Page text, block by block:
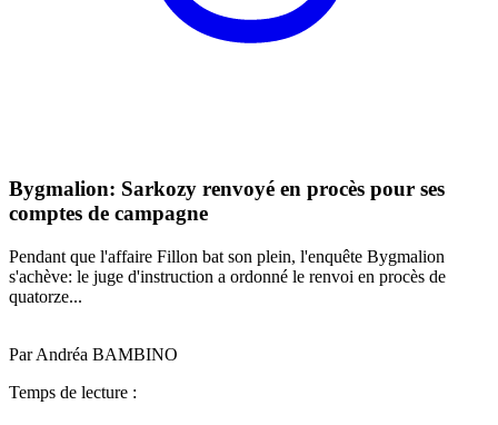
Bygmalion: Sarkozy renvoyé en procès pour ses
comptes de campagne
Pendant que l'affaire Fillon bat son plein, l'enquête Bygmalion
s'achève: le juge d'instruction a ordonné le renvoi en procès de
quatorze...
Par Andréa BAMBINO
Temps de lecture :